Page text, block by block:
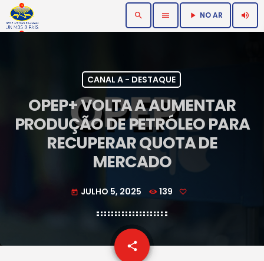
search menu play_arrow NO AR volume_up
CANAL A - DESTAQUE
OPEP+ VOLTA A AUMENTAR
PRODUÇÃO DE PETRÓLEO PARA
RECUPERAR QUOTA DE
MERCADO
today JULHO 5, 2025 139
share
email